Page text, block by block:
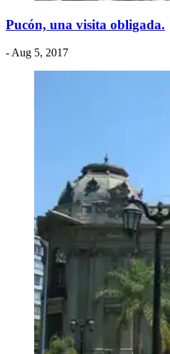
Pucón, una visita obligada.
- Aug 5, 2017